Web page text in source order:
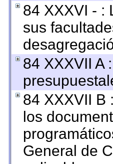
84 XXXVI - :
sus
84 XXXVII A
84 XXXVII B
los
General de